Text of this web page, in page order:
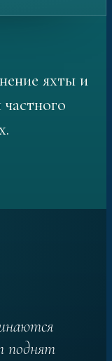
яхты и
поднят